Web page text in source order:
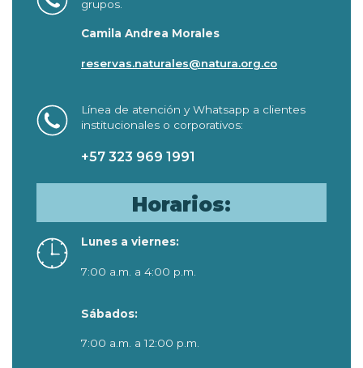
grupos.
Camila Andrea Morales
reservas.naturales@natura.org.co
Línea de atención y Whatsapp a clientes
institucionales o corporativos:
+57 323 969 1991
Horarios:
Lunes a viernes:
7:00 a.m. a 4:00 p.m.
Sábados:
7:00 a.m. a 12:00 p.m.